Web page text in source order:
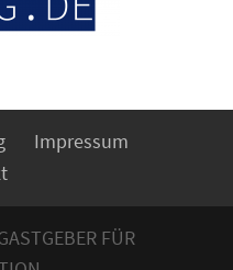
Impressum
FÜR